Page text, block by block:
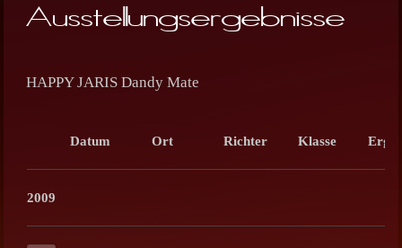
Ausstellungsergebnisse
HAPPY JARIS Dandy Mate
Datum Ort Richter Klasse
2009